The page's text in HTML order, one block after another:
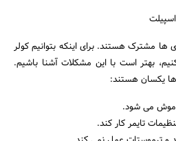
ها مشترک هستند. برای اینکه بتوانیم کولر
بهتر است با این مشکلات آشنا باشیم.
ها یکسان هستند:
می شود.
تایمر کار کند.